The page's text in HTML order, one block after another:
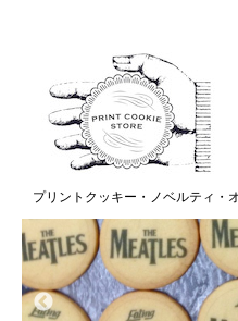
プリントクッキー・ノベルティ・